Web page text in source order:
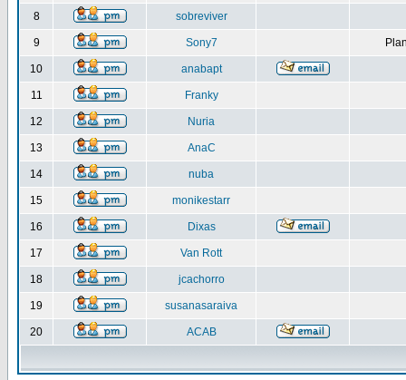
8 sobreviver
9 Sony7
10 anabapt
11 Franky
12 Nuria
13 AnaC
14 nuba
15 monikestarr
16 Dixas
17 Van Rott
18 jcachorro
19 susanasaraiva
20 ACAB